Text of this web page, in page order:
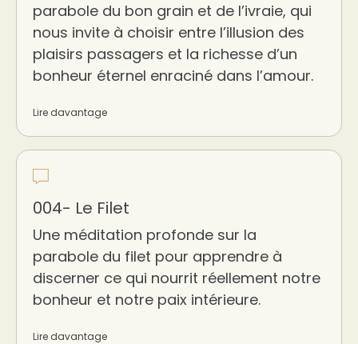
parabole du bon grain et de l’ivraie, qui
nous invite à choisir entre l’illusion des
plaisirs passagers et la richesse d’un
bonheur éternel enraciné dans l’amour.
Lire davantage
004- Le Filet
Une méditation profonde sur la
parabole du filet pour apprendre à
discerner ce qui nourrit réellement notre
bonheur et notre paix intérieure.
Lire davantage